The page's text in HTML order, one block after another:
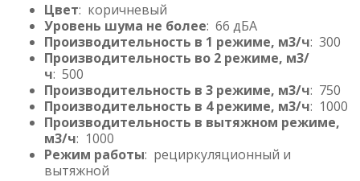
Цвет: коричневый
Уровень шума не более: 66 дБА
Производительность в 1 режиме, м3/ч: 300
Производительность во 2 режиме, м3/
ч: 500
Производительность в 3 режиме, м3/ч: 750
Производительность в 4 режиме, м3/ч: 1000
Производительность в вытяжном режиме,
м3/ч: 1000
Режим работы: рециркуляционный и
вытяжной